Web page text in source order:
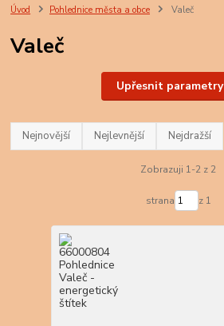
Úvod Pohlednice města a obce Valeč
Valeč
Upřesnit parametry
Nejnovější Nejlevnější Nejdražší
Zobrazuji 1-2 z 2
strana z 1